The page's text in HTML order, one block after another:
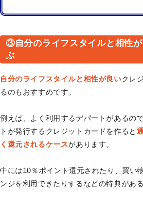
③自分のライフスタイルと相性
ぶ
自分のライフスタイルと相性が良いクレ
るのもおすすめです。
例えば、よく利用するデパートがあるの
トが発行するクレジットカードを作ると
く還元されるケースがあります。
中には10％ポイント還元されたり、買い
ンジを利用できたりするなどの特典があ